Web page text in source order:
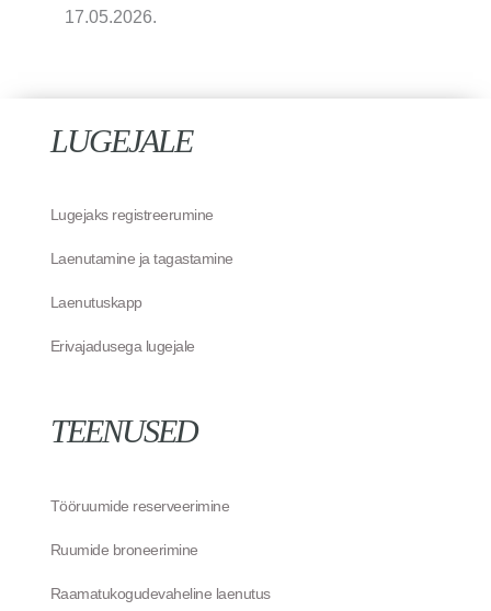
17.05.2026.
LUGEJALE
Lugejaks registreerumine
Laenutamine ja tagastamine
Laenutuskapp
Erivajadusega lugejale
TEENUSED
Tööruumide reserveerimine
Ruumide broneerimine
Raamatukogudevaheline laenutus